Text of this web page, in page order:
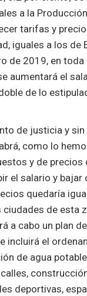
a la
tarifas y
iguales a los de
de 2019, en
aumentará el
de lo
de justicia y
como lo
y de precios
el salario y
quedaría
ciudades de esta
a cabo un plan
incluirá el
de agua
deportivas,